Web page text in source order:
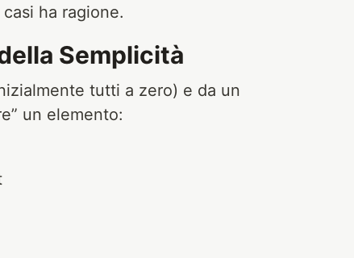
ha ragione.
Semplicità
tutti a zero) e da un
un elemento: